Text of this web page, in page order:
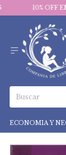
10% OFF EN
ECONOMIA Y